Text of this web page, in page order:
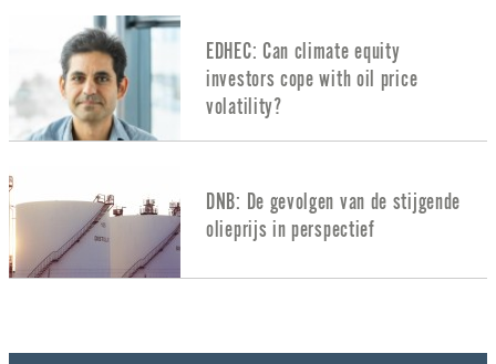
EDHEC: Can climate equity
investors cope with oil price
volatility?
DNB: De gevolgen van de stijgende
olieprijs in perspectief